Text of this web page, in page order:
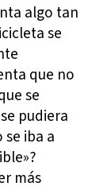
algo tan
se
que no
se
pudiera
iba a
más